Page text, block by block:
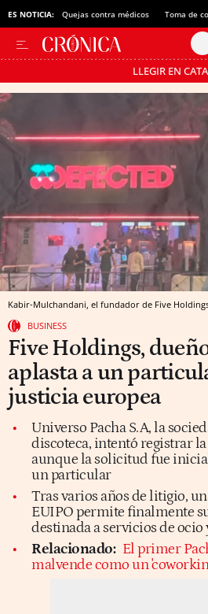
ES NOTICIA: Quejas contra médicos Toma de
LLEGIR EN
Pásate al MODO
Kabir-Mulchandani, el fundador de Five
BUSINESS
Five Holdings,
aplasta a un
justicia europea
Universo Pacha S.A, la
discoteca, intentó registrar la
aunque la solicitud fue
un particular
Tras varios años de litigio,
EUIPO permite finalmente
destinada a servicios de
Relacionado: El primer
malvende como un